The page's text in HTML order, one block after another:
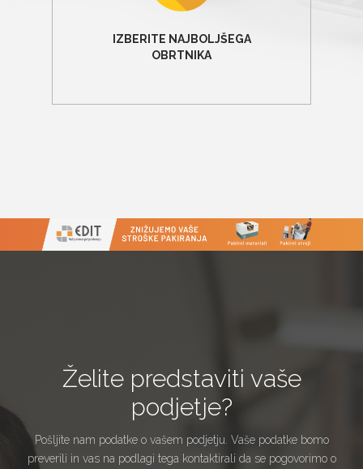
IZBERITE NAJBOLJŠEGA
OBRTNIKA
Želite predstaviti vaše
podjetje?
Pošljite nam podatke o vašem podjetju. Vaše podatke bomo
preverili in vas na podlagi tega kontaktirali da se pogovorimo o